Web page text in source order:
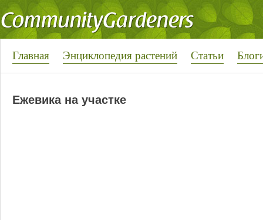
Главная Энциклопедия растений Статьи
Ежевика на участке